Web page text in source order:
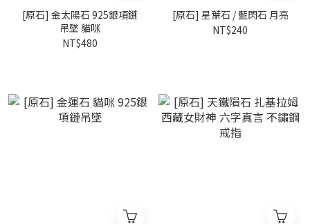
[原石] 金太陽石 925銀項鏈
吊墜 貓咪
NT$480
[原石] 星葉石 / 藍閃石 月亮
NT$240